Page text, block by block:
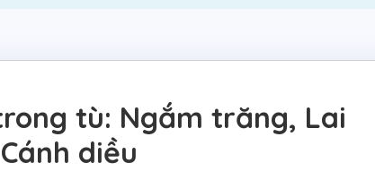
tù: Ngắm trăng, Lai
diều